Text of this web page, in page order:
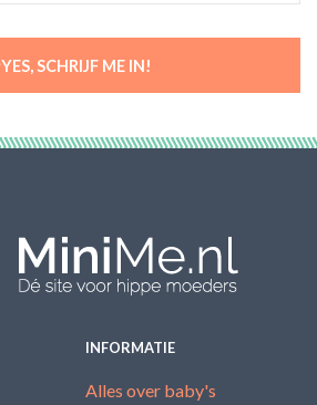
YES, SCHRIJF ME IN!
INFORMATIE
Alles over baby's